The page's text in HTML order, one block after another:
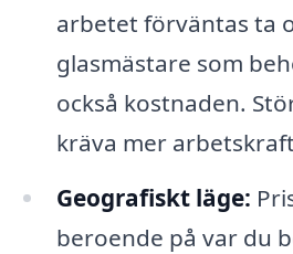
arbetet förväntas ta
glasmästare som
också kostnaden.
kräva mer
Geografiskt läge:
beroende på var du